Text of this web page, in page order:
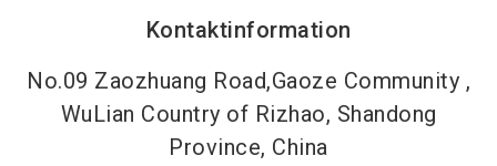
Kontaktinformation
No.09 Zaozhuang Road,Gaoze Community ,
WuLian Country of Rizhao, Shandong
Province, China